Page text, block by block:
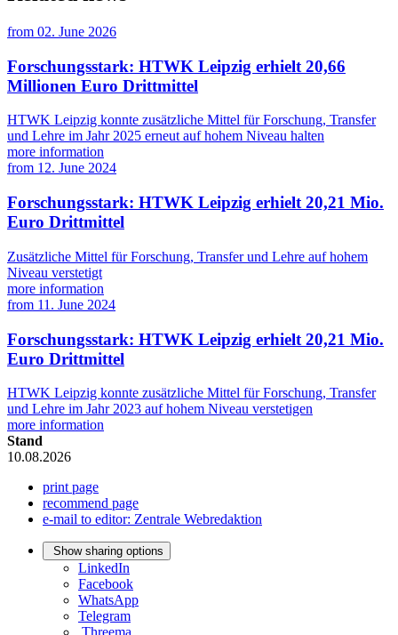
from 02. June 2026
Forschungsstark: HTWK Leipzig erhielt 20,66
Millionen Euro Drittmittel
HTWK Leipzig konnte zusätzliche Mittel für Forschung, Transfer
und Lehre im Jahr 2025 erneut auf hohem Niveau halten
more information
from 12. June 2024
Forschungsstark: HTWK Leipzig erhielt 20,21 Mio.
Euro Drittmittel
Zusätzliche Mittel für Forschung, Transfer und Lehre auf hohem
Niveau verstetigt
more information
from 11. June 2024
Forschungsstark: HTWK Leipzig erhielt 20,21 Mio.
Euro Drittmittel
HTWK Leipzig konnte zusätzliche Mittel für Forschung, Transfer
und Lehre im Jahr 2023 auf hohem Niveau verstetigen
more information
Stand
10.08.2026
print page
recommend page
e-mail to editor: Zentrale Webredaktion
Show sharing options
LinkedIn
Facebook
WhatsApp
Telegram